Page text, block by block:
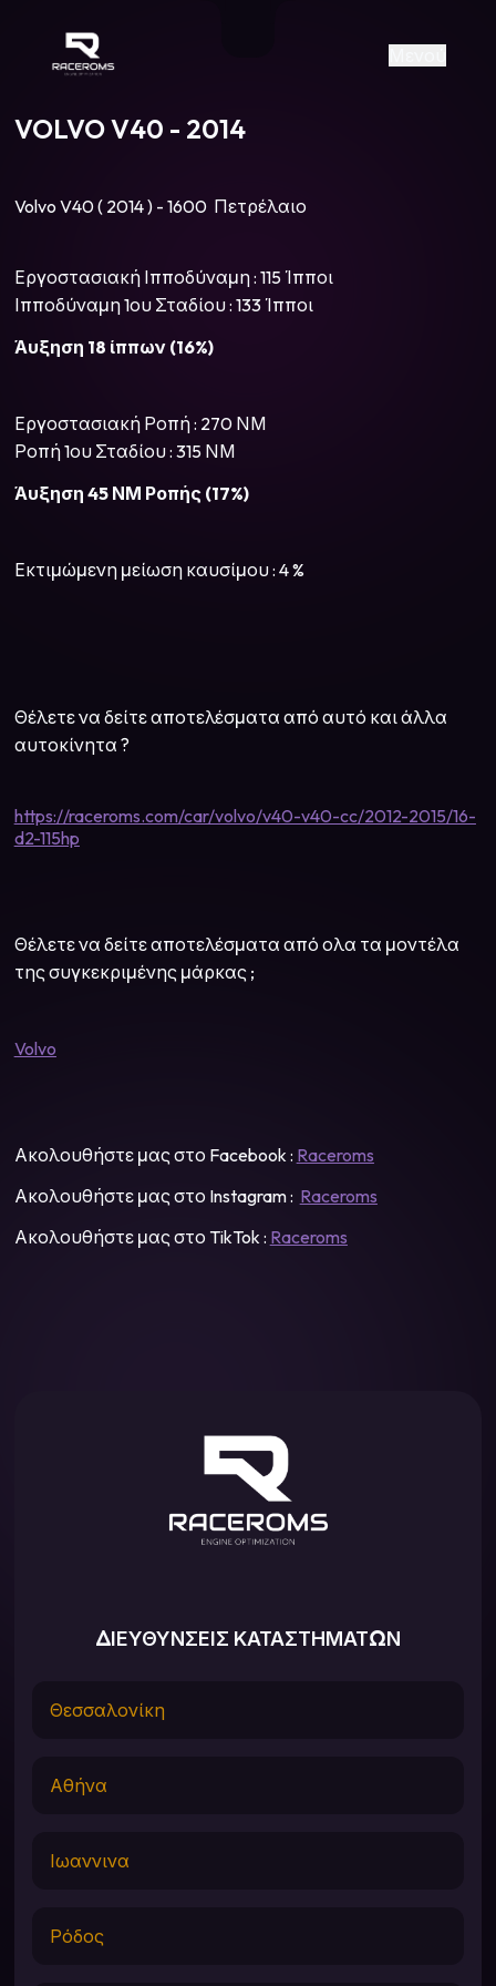
https://www.facebook.com/
https://www.tiktok.com/
Contact us on Viber
Raceroms
VOLVO V40 - 2014
Volvo V40 ( 2014 ) - 1600 Πετρέλαιο
Εργοστασιακή Ιπποδύναμη : 115 Ίπποι
Ιπποδύναμη 1ου Σταδίου : 133 Ίπποι
Άυξηση 18 ίππων (16%)
Εργοστασιακή Ροπή : 270 ΝΜ
Ροπή 1ου Σταδίου : 315 ΝΜ
Άυξηση 45 ΝΜ Ροπής (17%)
Εκτιμώμενη μείωση καυσίμου : 4 %
Θέλετε να δείτε αποτελέσματα από αυτό και άλλα
αυτοκίνητα ?
https://raceroms.com/car/volvo/v40-v40-cc/2012-2015/16-
d2-115hp
Θέλετε να δείτε αποτελέσματα από ολα τα μοντέλα
της συγκεκριμένης μάρκας ;
Volvo
Ακολουθήστε μας στο Facebook : Raceroms
Ακολουθήστε μας στο Instagram : Raceroms
Ακολουθήστε μας στο TikTok : Raceroms
ΔΙΕΥΘΥΝΣΕΙΣ ΚΑΤΑΣΤΗΜΑΤΩΝ
Θεσσαλονίκη
Αθήνα
Ιωαννινα
Ρόδος